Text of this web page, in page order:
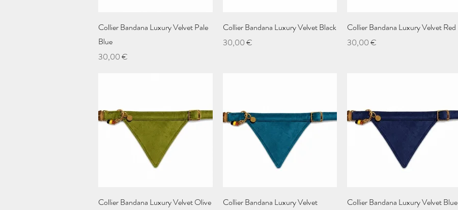
Aperçu rapide
Collier Bandana Luxury Velvet Pale
Blue
Prix
30,00 €
Aperçu rapide
Collier Bandana Luxury Velvet Black
Prix
30,00 €
Aperçu rapide
Collier Bandana Luxury Velvet Red
Prix
30,00 €
Aperçu rapide
Collier Bandana Luxury Velvet Olive
Aperçu rapide
Collier Bandana Luxury Velvet
Aperçu rapide
Collier Bandana Luxury Velvet Blue